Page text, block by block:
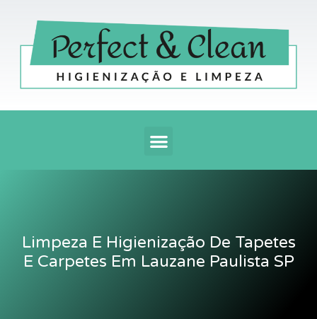
conteúdo
Menu
Limpeza E Higienização De Tapetes
E Carpetes Em Lauzane Paulista SP